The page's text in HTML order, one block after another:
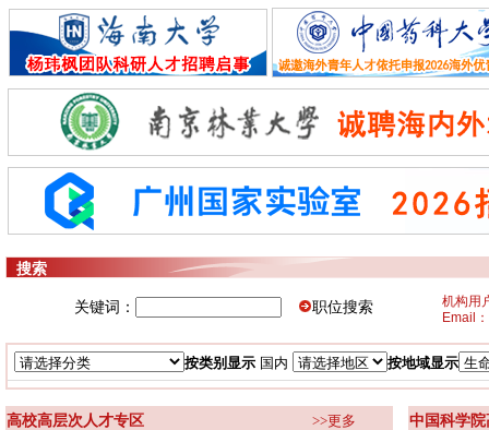
搜索
关键词：
机构用
Email
按类别显示 国内 按地域显示
高校高层次人才专区 >>更多
中国科学